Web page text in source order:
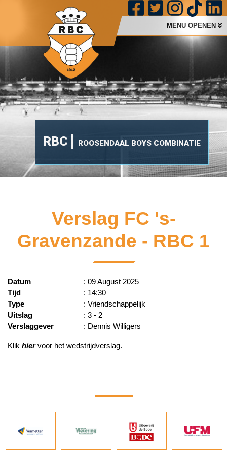
RBC ROOSENDAAL BOYS COMBINATIE
MENU OPENEN
Verslag FC 's-
Gravenzande - RBC 1
Datum
: 09 August 2025
Tijd
: 14:30
Type
: Vriendschappelijk
Uitslag
: 3 - 2
Verslaggever
: Dennis Willigers
Klik hiervoor het wedstrijdverslag.